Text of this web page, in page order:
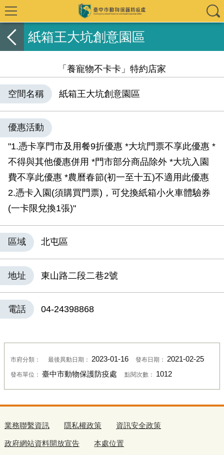
紙箱王大坑創意園區
「養寵物不卡卡」特約店家
空間名稱 紙箱王大坑創意園區
優惠活動
"1.憑卡享門市及用餐9折優惠 *大坑門票不享此優惠 *
不得與其他優惠併用 *門市部分商品除外 *大坑入園
費不享此優惠 *農曆春節(初一至十五)不適用此優惠
2.憑卡入園(須購買門票)，可兌換紙箱小火車體驗券
(一卡限兌換1張)"
區域 北屯區
地址 東山路二段二巷2號
電話 04-24398868
市府分類： 最後異動日期： 2023-01-16 發布日期： 2021-02-25
發布單位： 臺中市動物保護防疫處 點閱次數： 1012
業務聯繫資訊 隱私權政策 資訊安全政策
政府網站資料開放宣告 本處位置